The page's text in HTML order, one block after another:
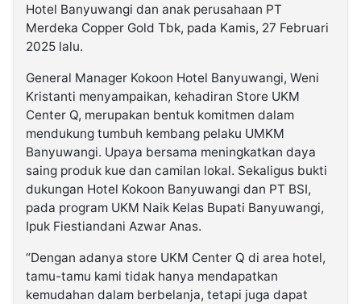
Hotel Banyuwangi dan anak perusahaan PT
Merdeka Copper Gold Tbk, pada Kamis, 27 Februari
2025 lalu.
General Manager Kokoon Hotel Banyuwangi, Weni
Kristanti menyampaikan, kehadiran Store UKM
Center Q, merupakan bentuk komitmen dalam
mendukung tumbuh kembang pelaku UMKM
Banyuwangi. Upaya bersama meningkatkan daya
saing produk kue dan camilan lokal. Sekaligus bukti
dukungan Hotel Kokoon Banyuwangi dan PT BSI,
pada program UKM Naik Kelas Bupati Banyuwangi,
Ipuk Fiestiandani Azwar Anas.
“Dengan adanya store UKM Center Q di area hotel,
tamu-tamu kami tidak hanya mendapatkan
kemudahan dalam berbelanja, tetapi juga dapat